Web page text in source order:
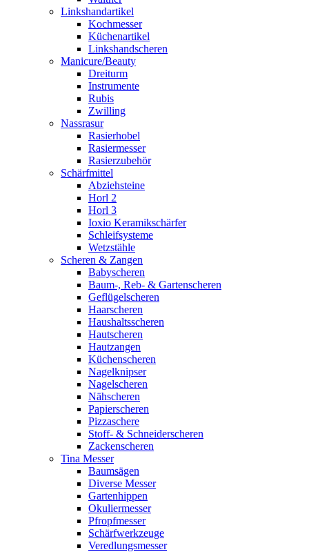
Linkshandartikel
Kochmesser
Küchenartikel
Linkshandscheren
Manicure/Beauty
Dreiturm
Instrumente
Rubis
Zwilling
Nassrasur
Rasierhobel
Rasiermesser
Rasierzubehör
Schärfmittel
Abziehsteine
Horl 2
Horl 3
Ioxio Keramikschärfer
Schleifsysteme
Wetzstähle
Scheren & Zangen
Babyscheren
Baum-, Reb- & Gartenscheren
Geflügelscheren
Haarscheren
Haushaltsscheren
Hautscheren
Hautzangen
Küchenscheren
Nagelknipser
Nagelscheren
Nähscheren
Papierscheren
Pizzaschere
Stoff- & Schneiderscheren
Zackenscheren
Tina Messer
Baumsägen
Diverse Messer
Gartenhippen
Okuliermesser
Pfropfmesser
Schärfwerkzeuge
Veredlungsmesser